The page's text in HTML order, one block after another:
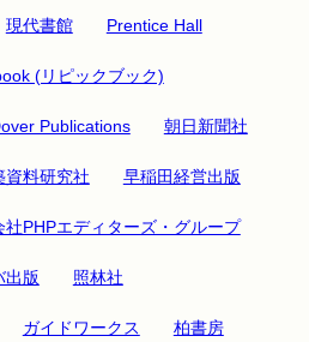
現代書館 Prentice Hall
(リピックブック)
Publications 朝日新聞社
資料研究社 早稲田経営出版
社PHPエディターズ・グループ
出版 照林社
ガイドワークス 柏書房